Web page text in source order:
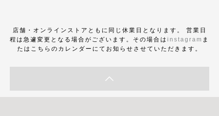
店舗・オンラインストアともに同じ休業日となります。 営業日
程は急遽変更となる場合がございます。その場合は instagram ま
たはこちらのカレンダーにてお知らせさせていただきます。